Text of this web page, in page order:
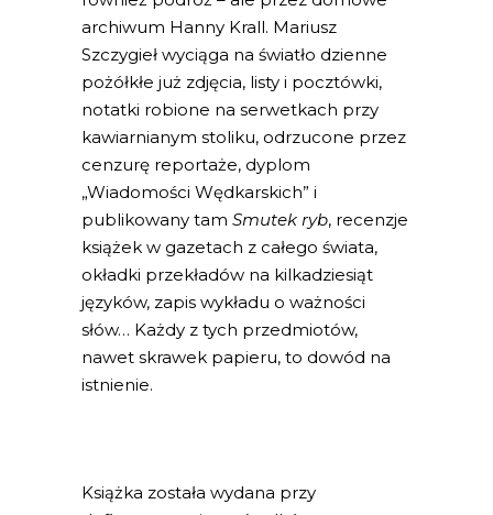
archiwum Hanny Krall. Mariusz
Szczygieł wyciąga na światło dzienne
pożółkłe już zdjęcia, listy i pocztówki,
notatki robione na serwetkach przy
kawiarnianym stoliku, odrzucone przez
cenzurę reportaże, dyplom
„Wiadomości Wędkarskich” i
publikowany tam Smutek ryb, recenzje
książek w gazetach z całego świata,
okładki przekładów na kilkadziesiąt
języków, zapis wykładu o ważności
słów… Każdy z tych przedmiotów,
nawet skrawek papieru, to dowód na
istnienie.
Książka została wydana przy